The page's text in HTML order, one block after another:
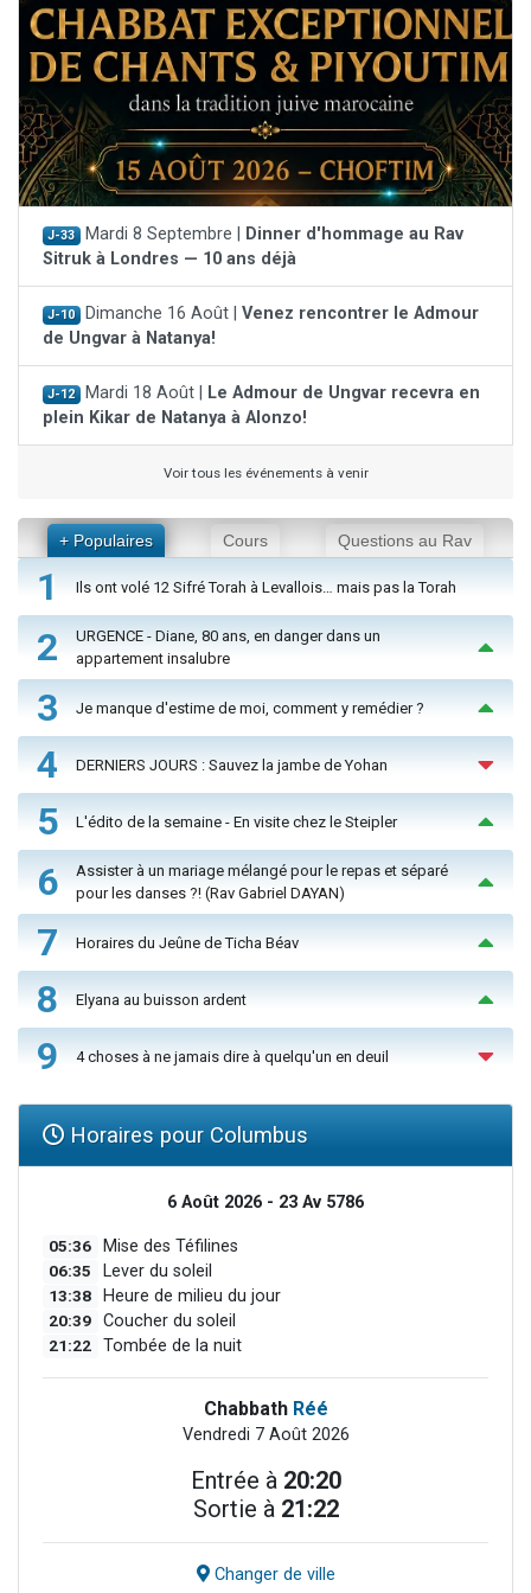
J-33 Mardi 8 Septembre |
Dinner d'hommage au Rav
Sitruk à Londres — 10 ans déjà
J-10 Dimanche 16 Août | Venez rencontrer le Admour
de Ungvar à Natanya!
J-12 Mardi 18 Août |
Le Admour de Ungvar recevra en
plein Kikar de Natanya à Alonzo!
Voir tous les événements à venir
+ Populaires Cours Questions au Rav
1 Ils ont volé 12 Sifré Torah à Levallois… mais pas la Torah
2
URGENCE - Diane, 80 ans, en danger dans un
appartement insalubre
3 Je manque d'estime de moi, comment y remédier ?
4 DERNIERS JOURS : Sauvez la jambe de Yohan
5 L'édito de la semaine - En visite chez le Steipler
6
Assister à un mariage mélangé pour le repas et séparé
pour les danses ?! (Rav Gabriel DAYAN)
7 Horaires du Jeûne de Ticha Béav
8 Elyana au buisson ardent
9 4 choses à ne jamais dire à quelqu'un en deuil
Horaires pour Columbus
6 Août 2026 - 23 Av 5786
05:36 Mise des Téfilines
06:35 Lever du soleil
13:38 Heure de milieu du jour
20:39 Coucher du soleil
21:22 Tombée de la nuit
Chabbath Réé
Vendredi 7 Août 2026
Entrée à 20:20
Sortie à 21:22
Changer de ville